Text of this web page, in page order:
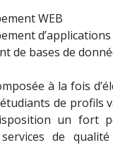
WEB
d’applications
de bases de
à la fois
de profils
un fort
de